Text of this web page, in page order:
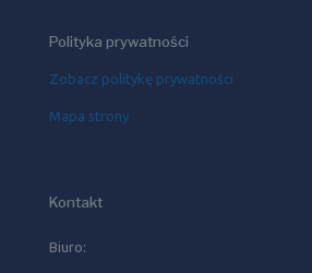
Polityka prywatności
Zobacz politykę prywatności
Mapa strony
Kontakt
Biuro: